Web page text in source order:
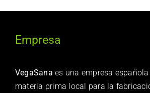
Empresa
VegaSana es una empresa
materia prima local para la